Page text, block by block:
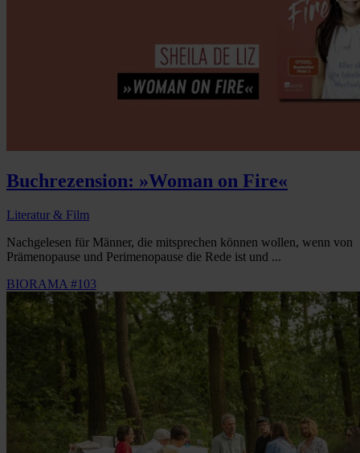
Buchrezension: »Woman on Fire«
Literatur & Film
Nachgelesen für Männer, die mitsprechen können wollen, wenn von
Prämenopause und Perimenopause die Rede ist und ...
BIORAMA #103